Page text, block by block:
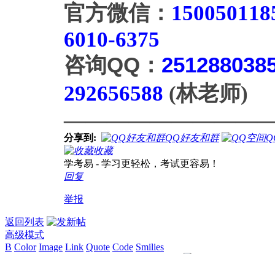
官方微信：
6010-6375
咨询QQ：
292656588 (林老师)
分享到: QQ好友和群
收藏
学考易 - 学习更轻松，考试更容易！
回复
举报
返回列表
高级模式
B Color Image Link Quote Code Smilies